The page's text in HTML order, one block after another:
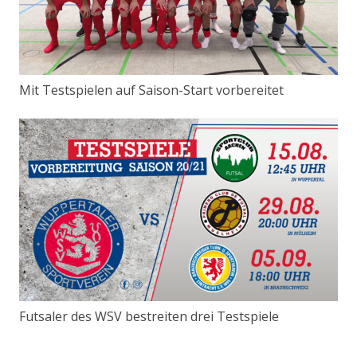
Mit Testspielen auf Saison-Start vorbereitet
Futsaler des WSV bestreiten drei Testspiele